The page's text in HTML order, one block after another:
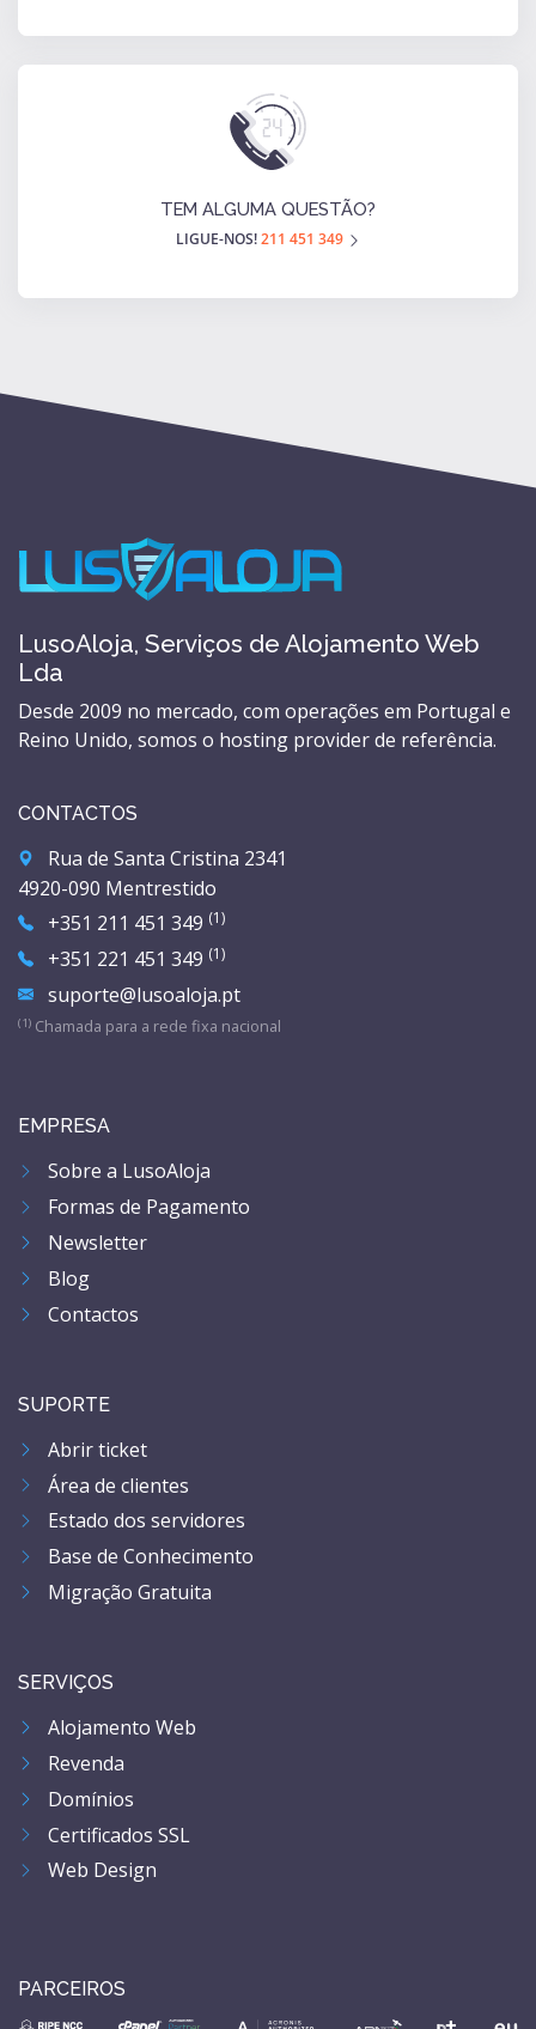
TEM ALGUMA QUESTÃO?
LIGUE-NOS!211 451 349
LusoAloja, Serviços de Alojamento Web
Lda
Desde 2009 no mercado, com operações em Portugal e
Reino Unido, somos o hosting provider de referência.
CONTACTOS
Rua de Santa Cristina 2341
4920-090 Mentrestido
+351 211 451 349 (1)
+351 221 451 349 (1)
suporte@lusoaloja.pt
(1) Chamada para a rede fixa nacional
EMPRESA
Sobre a LusoAloja
Formas de Pagamento
Newsletter
Blog
Contactos
SUPORTE
Abrir ticket
Área de clientes
Estado dos servidores
Base de Conhecimento
Migração Gratuita
SERVIÇOS
Alojamento Web
Revenda
Domínios
Certificados SSL
Web Design
PARCEIROS